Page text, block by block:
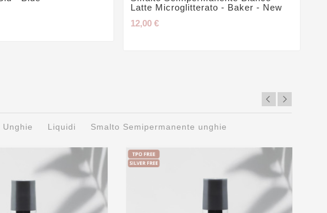
Latte Microglitterato - Baker - New
12,00 €
Liquidi Smalto Semipermanente unghie